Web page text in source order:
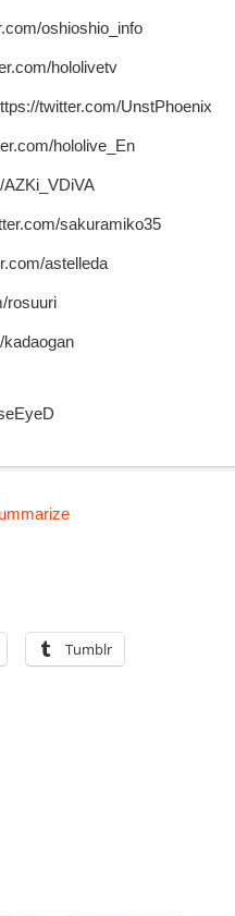
oshioshio_info
hololivetv
twitter.com/UnstPhoenix
hololive_En
sakuramiko35
astelleda
rosuuri
Tumblr